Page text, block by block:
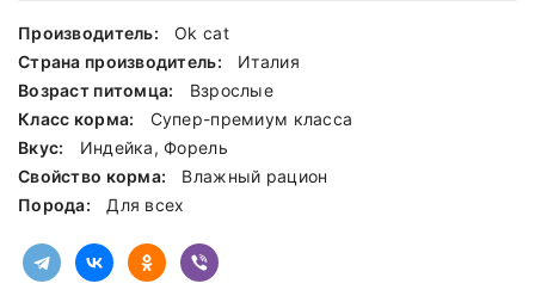
Производитель:
Ok cat
Страна производитель:
Италия
Возраст питомца:
Взрослые
Класс корма:
Cупер-премиум класса
Вкус:
Индейка, Форель
Свойство корма:
Влажный рацион
Порода:
Для всех